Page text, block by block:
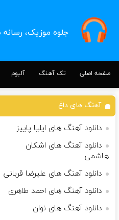
جلوه موزیک،
صفحه اصلی تک آهنگ آلبوم
آهنگ های داغ
دانلود آهنگ های ایلیا پاییز
دانلود آهنگ های اشکان
هاشمی
دانلود آهنگ های علیرضا قربانی
دانلود آهنگ های احمد طاهری
دانلود آهنگ های نوان